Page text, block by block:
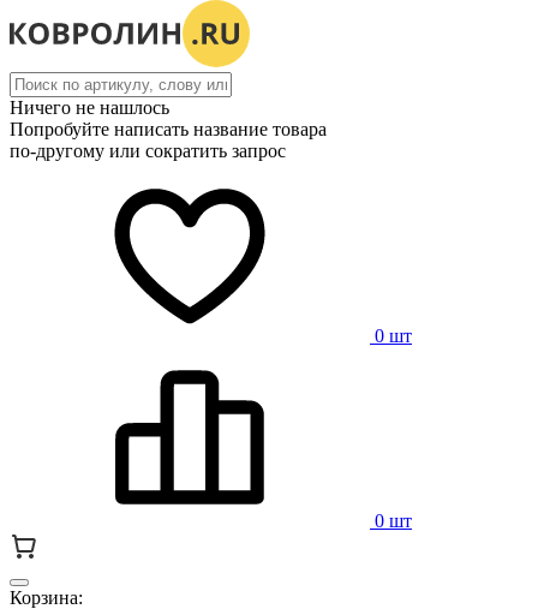
Ничего не нашлось
Попробуйте написать название товара
по-другому или сократить запрос
0 шт
0 шт
Корзина: